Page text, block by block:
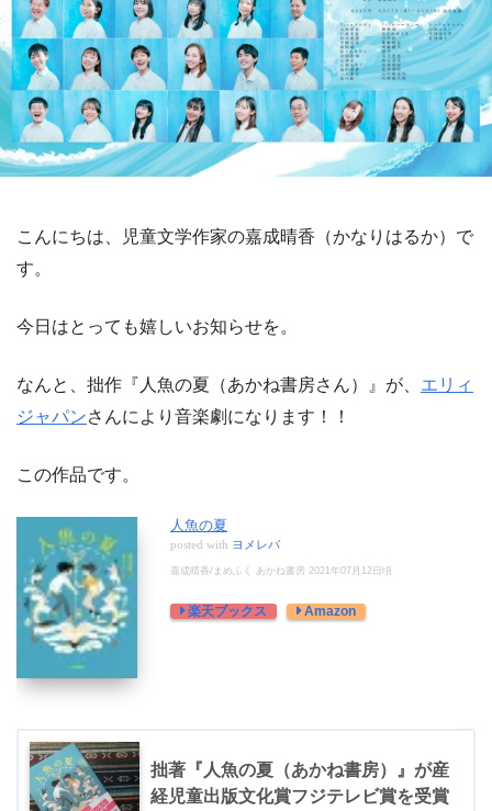
こんにちは、児童文学作家の嘉成晴香（かなりはるか）で
す。
今日はとっても嬉しいお知らせを。
なんと、拙作『人魚の夏（あかね書房さん）』が、 エリィ
ジャパンさんにより音楽劇になります！！
この作品です。
人魚の夏
posted with ヨメレバ
嘉成晴香/まめふく あかね書房 2021年07月12日頃
楽天ブックス Amazon
拙著『人魚の夏（あかね書房）』が産
経児童出版文化賞フジテレビ賞を受賞